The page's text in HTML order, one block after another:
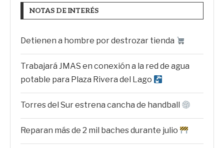
NOTAS DE INTERÉS
Detienen a hombre por destrozar tienda
Trabajará JMAS en conexión a la red de agua
potable para Plaza Rivera del Lago
Torres del Sur estrena cancha de handball
Reparan más de 2 mil baches durante julio